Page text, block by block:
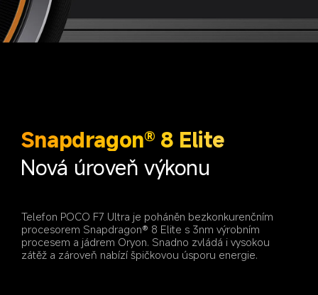
Snapdragon® 8 Elite
Nová úroveň výkonu
Telefon POCO F7 Ultra je poháněn bezkonkurenčním
procesorem Snapdragon® 8 Elite s 3nm výrobním
procesem a jádrem Oryon. Snadno zvládá i vysokou
zátěž a zároveň nabízí špičkovou úsporu energie.